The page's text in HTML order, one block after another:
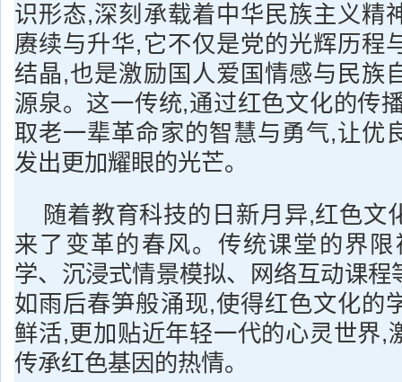
识形态,深刻承载着中华民族主义精
赓续与升华,它不仅是党的光辉历程
结晶,也是激励国人爱国情感与民族
源泉。这一传统,通过红色文化的传
取老一辈革命家的智慧与勇气,让优
发出更加耀眼的光芒。
随着教育科技的日新月异,红色文
来了变革的春风。传统课堂的界
学、沉浸式情景模拟、网络互动课程
如雨后春笋般涌现,使得红色文化的
鲜活,更加贴近年轻一代的心灵世界,
传承红色基因的热情。